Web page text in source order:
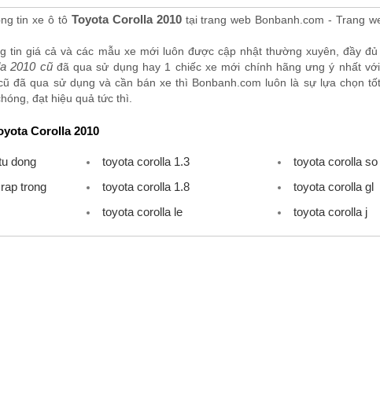
tin xe ô tô Toyota Corolla 2010tại trang web Bonbanh.com - Trang
tin giá cả và các mẫu xe mới luôn được cập nhật thường xuyên, đầy
2010 cũđã qua sử dụng hay 1 chiếc xe mới chính hãng ưng ý nhất
đã qua sử dụng và cần bán xe thì Bonbanh.com luôn là sự lựa chọn
đạt hiệu quả tức thì.
Corolla 2010
dong toyota corolla 1.3 toyota corolla
trong
toyota corolla 1.8 toyota corolla gl
toyota corolla le toyota corolla j